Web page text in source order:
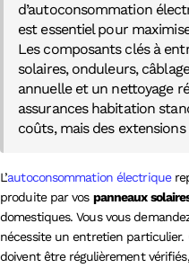
d’autoconsommation
est essentiel pour
Les composants clés à
solaires, onduleurs,
annuelle et un nettoyage
assurances habitation
coûts, mais des
L’autoconsommation électrique
produite par vos panneaux
domestiques. Vous vous
nécessite un entretien
doivent être régulièrement